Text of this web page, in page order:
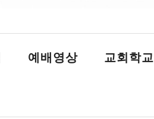
예배영상 교회학교